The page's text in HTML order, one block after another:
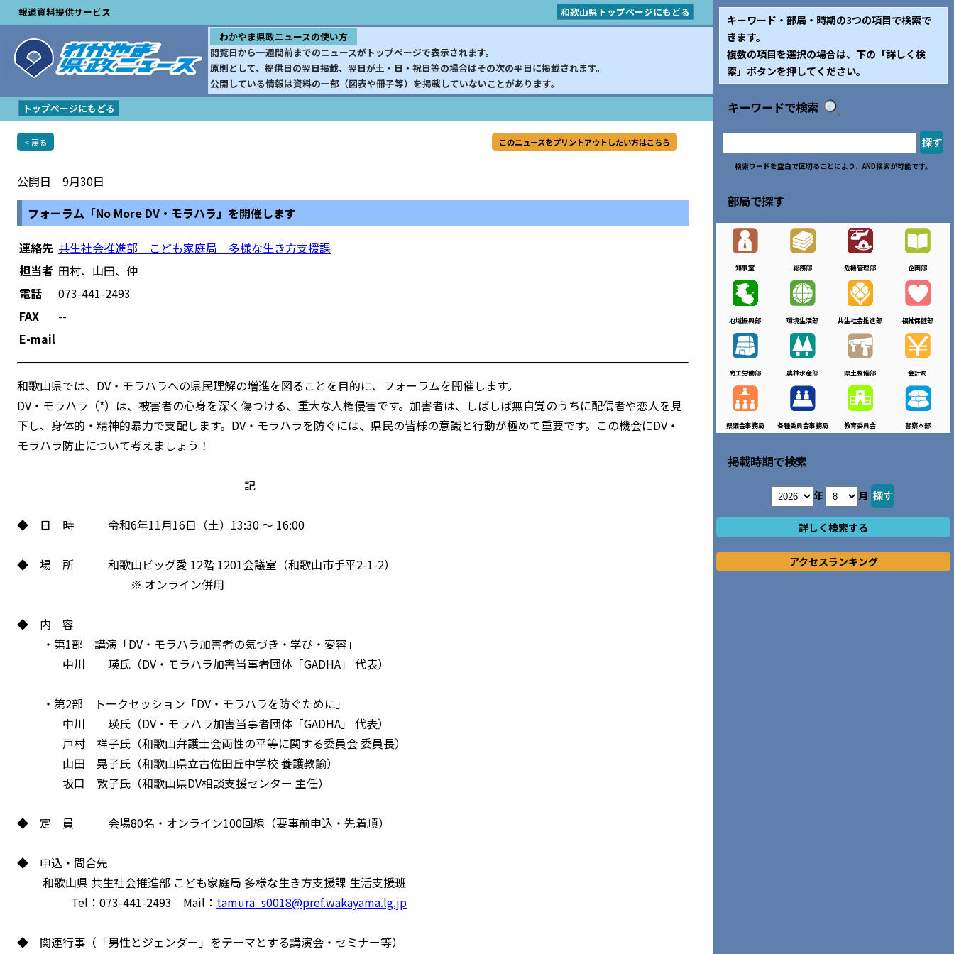
報道資料提供サービス
和歌山県トップページにもどる
わかやま県政ニュースの使い方
閲覧日から一週間前までのニュースがトップページで表示されます。
原則として、提供日の翌日掲載、翌日が土・日・祝日等の場合はその次の平日に掲載されます。
公開している情報は資料の一部（図表や冊子等）を掲載していないことがあります。
トップページにもどる
< 戻る このニュースをプリントアウトしたい方はこちら
公開日 9月30日
フォーラム「No More DV・モラハラ」を開催します
連絡先 共生社会推進部 こども家庭局 多様な生き方支援課
担当者 田村、山田、仲
電話
073-441-2493
FAX
--
E-mail
和歌山県では、DV・モラハラへの県民理解の増進を図ることを目的に、フォーラムを開催します。
DV・モラハラ（*）は、被害者の心身を深く傷つける、重大な人権侵害です。加害者は、しばしば無自覚のうちに配偶者や恋人を見
下し、身体的・精神的暴力で支配します。DV・モラハラを防ぐには、県民の皆様の意識と行動が極めて重要です。この機会にDV・
モラハラ防止について考えましょう！
記
◆ 日 時 令和6年11月16日（土）13:30 ～ 16:00
◆ 場 所 和歌山ビッグ愛 12階 1201会議室（和歌山市手平2-1-2）
※ オンライン併用
◆ 内 容
・第1部 講演「DV・モラハラ加害者の気づき・学び・変容」
中川 瑛氏（DV・モラハラ加害当事者団体「GADHA」 代表）
・第2部 トークセッション「DV・モラハラを防ぐために」
中川 瑛氏（DV・モラハラ加害当事者団体「GADHA」 代表）
戸村 祥子氏（和歌山弁護士会両性の平等に関する委員会 委員長）
山田 晃子氏（和歌山県立古佐田丘中学校 養護教諭）
坂口 敦子氏（和歌山県DV相談支援センター 主任）
◆ 定 員 会場80名・オンライン100回線（要事前申込・先着順）
◆ 申込・問合先
和歌山県 共生社会推進部 こども家庭局 多様な生き方支援課 生活支援班
Tel：073-441-2493 Mail： tamura_s0018@pref.wakayama.lg.jp
◆ 関連行事（「男性とジェンダー」をテーマとする講演会・セミナー等）
キーワード・部局・時期の3つの項目で検索で
きます。
複数の項目を選択の場合は、下の「詳しく検
索」ボタンを押してください。
キーワードで検索
検索ワードを空白で区切ることにより、AND検索が可能です。
部局で探す
知事室 総務部 危機管理部 企画部
地域振興部 環境生活部 共生社会推進部 福祉保健部
商工労働部 農林水産部 県土整備部 会計局
県議会事務局 各種委員会事務局 教育委員会 警察本部
掲載時期で検索
年 月
詳しく検索する
アクセスランキング